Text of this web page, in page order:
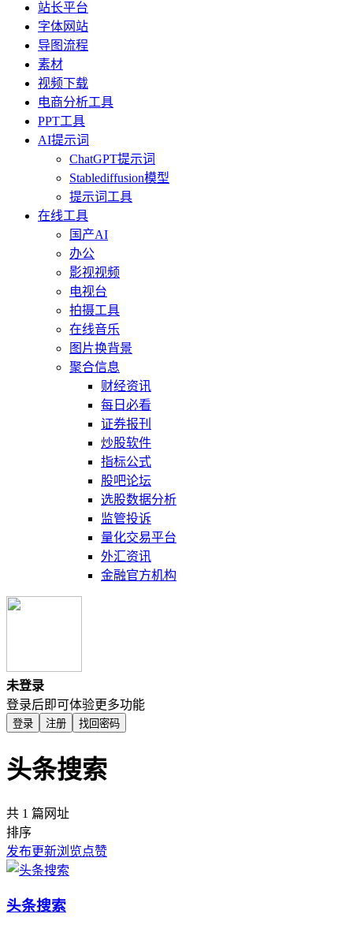
站长平台
字体网站
导图流程
素材
视频下载
电商分析工具
PPT工具
AI提示词
ChatGPT提示词
Stablediffusion模型
提示词工具
在线工具
国产AI
办公
影视视频
电视台
拍摄工具
在线音乐
图片换背景
聚合信息
财经资讯
每日必看
证券报刊
炒股软件
指标公式
股吧论坛
选股数据分析
监管投诉
量化交易平台
外汇资讯
金融官方机构
未登录
登录后即可体验更多功能
登录 注册 找回密码
头条搜索
共 1 篇网址
排序
发布更新浏览点赞
头条搜索